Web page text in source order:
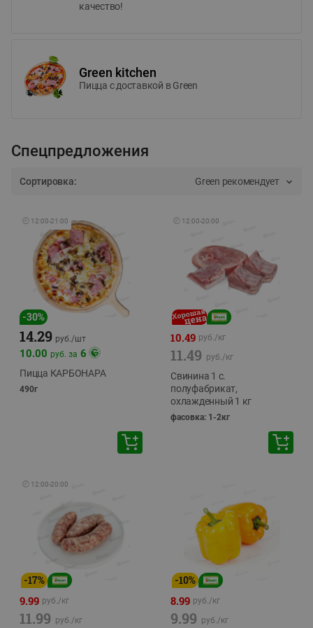
качество!
Green kitchen
Пицца c доставкой в Green
Спецпредложения
Сортировка: Green рекомендует
🕘 12:00-21:00
-30%
14.29 руб./шт
10.00 руб. за 6
Пицца КАРБОНАРА
490г
🕘 12:00-20:00
10.49 руб./кг
11.49 руб./кг
Свинина 1 с.
полуфабрикат,
охлажденный 1 кг
фасовка: 1-2кг
🕘 12:00-20:00
-17%
9.99 руб./кг
11.99 руб./кг
-10%
8.99 руб./кг
9.99 руб./кг